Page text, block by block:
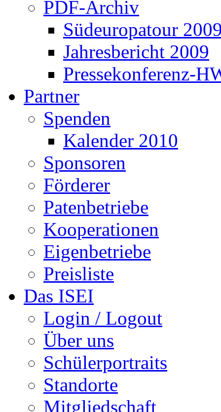
PDF-Archiv
Südeuropatour
Jahresbericht 2009
Pressekonferenz-
Partner
Spenden
Kalender 2010
Sponsoren
Förderer
Patenbetriebe
Kooperationen
Eigenbetriebe
Preisliste
Das ISEI
Login / Logout
Über uns
Schülerportraits
Standorte
Mitgliedschaft